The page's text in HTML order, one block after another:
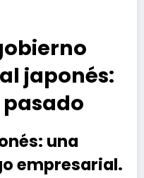
japonés:
una
empresarial.